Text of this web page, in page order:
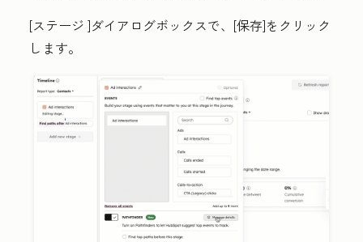
[ステージ ]ダイアログボックスで、[保存]をクリック
します。